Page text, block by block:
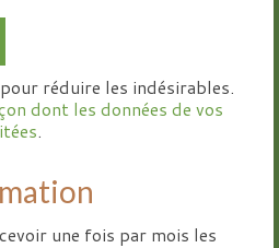
réduire les indésirables.
dont les données de vos
.
une fois par mois les